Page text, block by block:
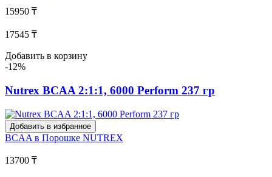
15950 ₸
17545 ₸
Добавить в корзину
-12%
Nutrex BCAA 2:1:1, 6000 Perform 237 гр
Добавить в избранное
BCAA в Порошке NUTREX
13700 ₸